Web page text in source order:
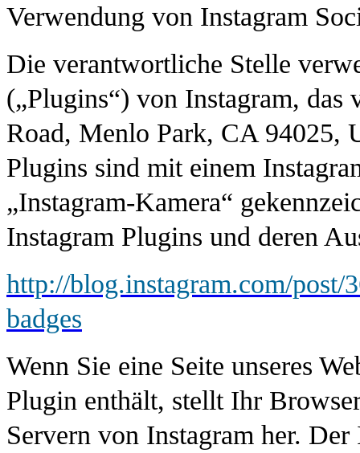
Verwendung von Instagram
Die verantwortliche Stelle
(„Plugins“) von Instagram,
Road, Menlo Park, CA 94025,
Plugins sind mit einem
„Instagram-Kamera“
Instagram Plugins und deren
http://blog.instagram.com/post/
badges
Wenn Sie eine Seite unseres
Plugin enthält, stellt Ihr
Servern von Instagram her.